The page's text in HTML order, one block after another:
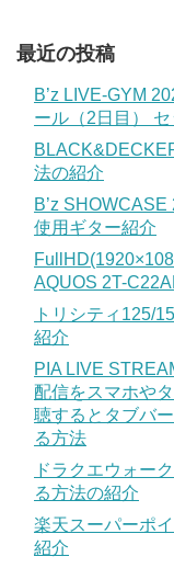
最近の投稿
B’z LIVE-GYM
ール（2日目）
法の紹介
B’z
使用ギター紹介
AQUOS 2T-
トリシティ125/
紹介
PIA LIVE
配信をスマホや
聴するとタブバ
る方法
ドラクエウォー
る方法の紹介
楽天スーパーポ
紹介